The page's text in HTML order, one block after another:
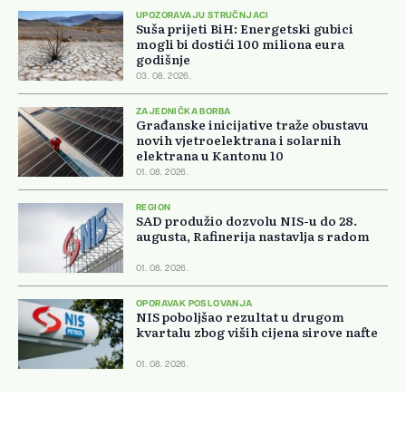
UPOZORAVAJU STRUČNJACI
Suša prijeti BiH: Energetski gubici
mogli bi dostići 100 miliona eura
godišnje
03. 08. 2026.
ZAJEDNIČKA BORBA
Građanske inicijative traže obustavu
novih vjetroelektrana i solarnih
elektrana u Kantonu 10
01. 08. 2026.
REGION
SAD produžio dozvolu NIS-u do 28.
augusta, Rafinerija nastavlja s radom
01. 08. 2026.
OPORAVAK POSLOVANJA
NIS poboljšao rezultat u drugom
kvartalu zbog viših cijena sirove nafte
01. 08. 2026.